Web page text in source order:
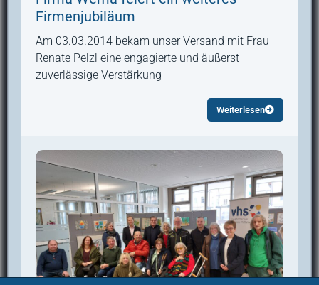
Firmenjubiläum
Am 03.03.2014 bekam unser Versand mit Frau
Renate Pelzl eine engagierte und äußerst
zuverlässige Verstärkung
Weiterlesen